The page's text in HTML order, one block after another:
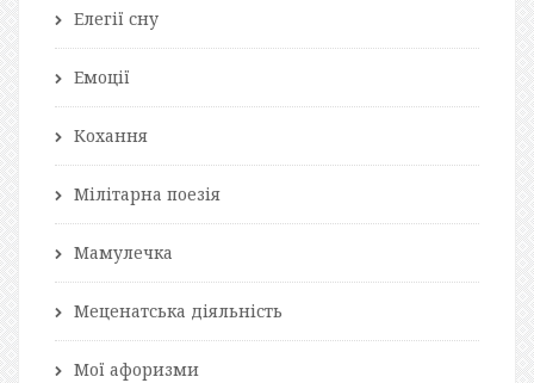
Елегії сну
Емоції
Кохання
Мілітарна поезія
Мамулечка
Меценатська діяльність
Мої афоризми